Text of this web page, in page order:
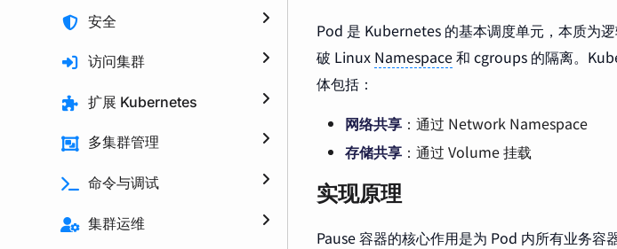
安全
访问集群
扩展 Kubernetes
多集群管理
命令与调试
集群运维
Pod 是 Kubernetes 的基本调度单元，本质为
破 Linux Namespace和 cgroups 的隔离。
体包括：
网络共享 ：通过 Network Namespace
存储共享 ：通过 Volume 挂载
实现原理
Pause 容器的核心作用是为 Pod 内所有业务容